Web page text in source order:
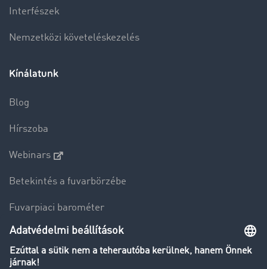
Interfészek
Nemzetközi követeléskezelés
Kínálatunk
Blog
Hírszoba
Webinars
Betekintés a fuvarbörzébe
Fuvarpiaci barométer
Transzportlexikon
Tehergépkocsi-forgalomkorlátozás